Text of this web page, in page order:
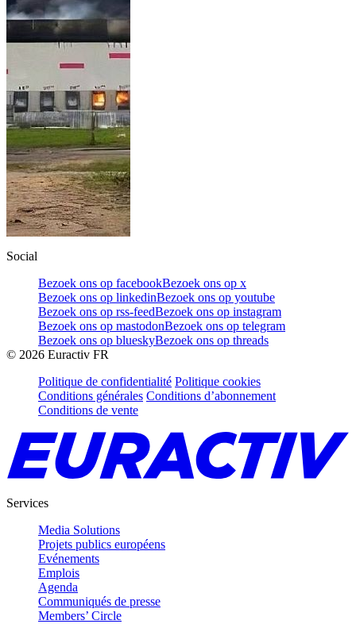
Social
Bezoek ons op facebookBezoek ons op x
Bezoek ons op linkedinBezoek ons op youtube
Bezoek ons op rss-feedBezoek ons op instagram
Bezoek ons op mastodonBezoek ons op telegram
Bezoek ons op blueskyBezoek ons op threads
© 2026 Euractiv FR
Politique de confidentialité Politique cookies
Conditions générales Conditions d’abonnement
Conditions de vente
Services
Media Solutions
Projets publics européens
Evénements
Emplois
Agenda
Communiqués de presse
Members’ Circle